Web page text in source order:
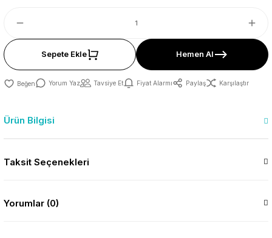
Sepete Ekle Hemen Al
Yorum Yaz Tavsiye Et Fiyat Alarmı Paylaş Karşılaştır
Ürün Bilgisi
Taksit Seçenekleri
Yorumlar (0)